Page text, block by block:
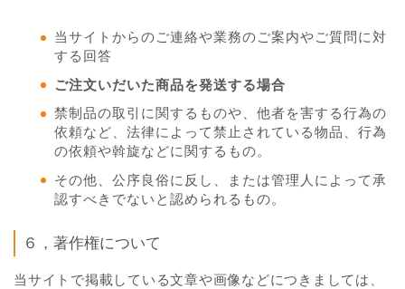
当サイトからのご連絡や業務のご案内やご質問に対
する回答
ご注文いだいた商品を発送する場合
禁制品の取引に関するものや、他者を害する行為の
依頼など、法律によって禁止されている物品、行為
の依頼や斡旋などに関するもの。
その他、公序良俗に反し、または管理人によって承
認すべきでないと認められるもの。
６，著作権について
当サイトで掲載している文章や画像などにつきましては、